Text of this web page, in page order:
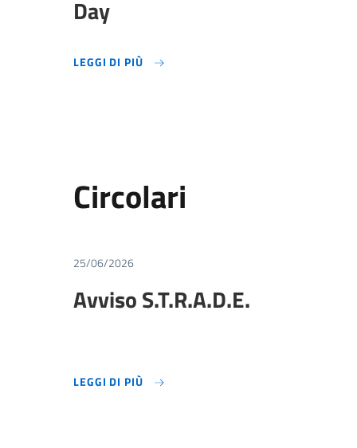
Day
LEGGI DI PIÙ LEGGI DI PIÙ
Circolari
25/06/2026
Avviso S.T.R.A.D.E.
LEGGI DI PIÙ LEGGI DI PIÙ